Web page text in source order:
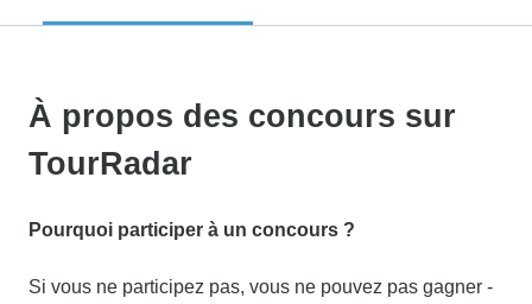
À propos des concours sur
TourRadar
Pourquoi participer à un concours ?
Si vous ne participez pas, vous ne pouvez pas gagner -